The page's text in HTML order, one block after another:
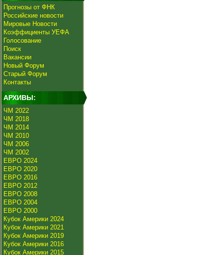
Прогнозы от ФНК
Российские новости
Мировые Новости
Коэффициенты УЕФА
Голосование
Поиск
Вакансии
Новый Форум
Старый Форум
Контакты
АРХИВЫ:
ЧМ 2022
ЧМ 2018
ЧМ 2014
ЧМ 2010
ЧМ 2006
ЧМ 2002
ЕВРО 2024
ЕВРО 2020
ЕВРО 2016
ЕВРО 2012
ЕВРО 2008
ЕВРО 2004
ЕВРО 2000
Кубок Америки 2024
Кубок Америки 2021
Кубок Америки 2019
Кубок Америки 2016
Кубок Америки 2015